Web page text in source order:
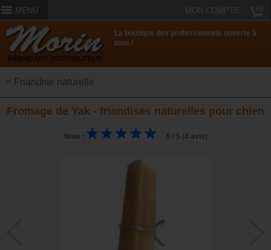
MENU MON COMPTE
La boutique des professionnels ouverte à
tous !
< Friandise naturelle
Fromage de Yak - friandises naturelles pour chien
Note : 5 / 5 (4 avis)